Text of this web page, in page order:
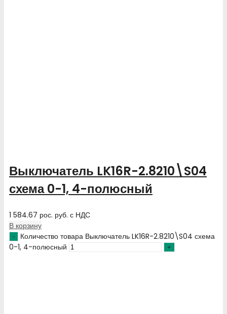
Выключатель LK16R-2.8210\S04
схема 0-1, 4-полюсный
1 584.67 рос. руб. с НДС
В корзину
Количество товара Выключатель LK16R-2.8210\S04 схема
0-1, 4-полюсный